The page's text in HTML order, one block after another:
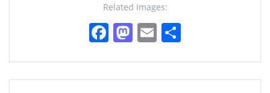
o
k
n
Related Images:
F
c
M
st
E
ai le